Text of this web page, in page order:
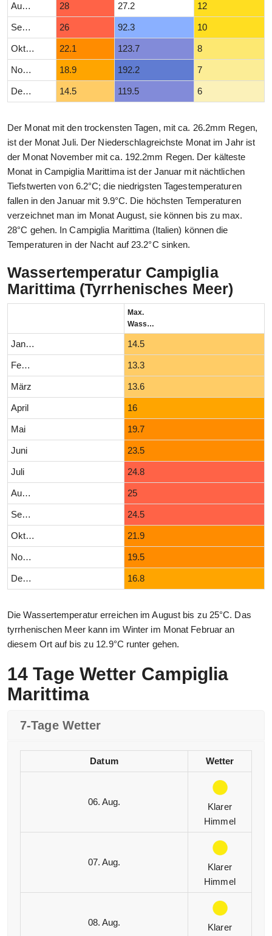
August 28 27.2 12
September 26 92.3 10
Oktober 22.1 123.7 8
November 18.9 192.2 7
Dezember 14.5 119.5 6
Der Monat mit den trockensten Tagen, mit ca. 26.2mm Regen,
ist der Monat Juli. Der Niederschlagreichste Monat im Jahr ist
der Monat November mit ca. 192.2mm Regen. Der kälteste
Monat in Campiglia Marittima ist der Januar mit nächtlichen
Tiefstwerten von 6.2°C; die niedrigsten Tagestemperaturen
fallen in den Januar mit 9.9°C. Die höchsten Temperaturen
verzeichnet man im Monat August, sie können bis zu max.
28°C gehen. In Campiglia Marittima (Italien) können die
Temperaturen in der Nacht auf 23.2°C sinken.
Wassertemperatur Campiglia
Marittima (Tyrrhenisches Meer)
Max.
Wassertemperatur (°C)
Januar 14.5
Februar 13.3
März 13.6
April 16
Mai 19.7
Juni 23.5
Juli 24.8
August 25
September 24.5
Oktober 21.9
November 19.5
Dezember 16.8
Die Wassertemperatur erreichen im August bis zu 25°C. Das
tyrrhenischen Meer kann im Winter im Monat Februar an
diesem Ort auf bis zu 12.9°C runter gehen.
14 Tage Wetter Campiglia
Marittima
7-Tage Wetter
Datum Wetter
06. Aug.
Klarer
Himmel
07. Aug.
Klarer
Himmel
08. Aug.
Klarer